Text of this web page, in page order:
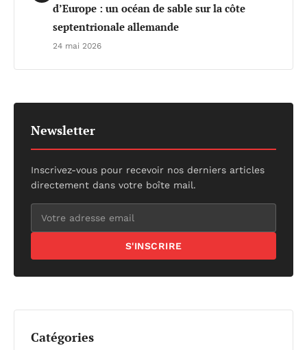
d’Europe : un océan de sable sur la côte
septentrionale allemande
24 mai 2026
Newsletter
Inscrivez-vous pour recevoir nos derniers articles
directement dans votre boîte mail.
S'INSCRIRE
Catégories